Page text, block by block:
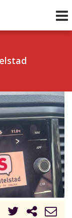
Volgend uur